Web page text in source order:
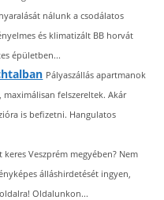
nálunk a csodálatos
és klimatizált BB horvát
épületben...
Pályaszállás apartmanok
maximálisan felszereltek. Akár
is befizetni. Hangulatos
keres Veszprém megyében? Nem
álláshirdetését ingyen,
Oldalunkon...